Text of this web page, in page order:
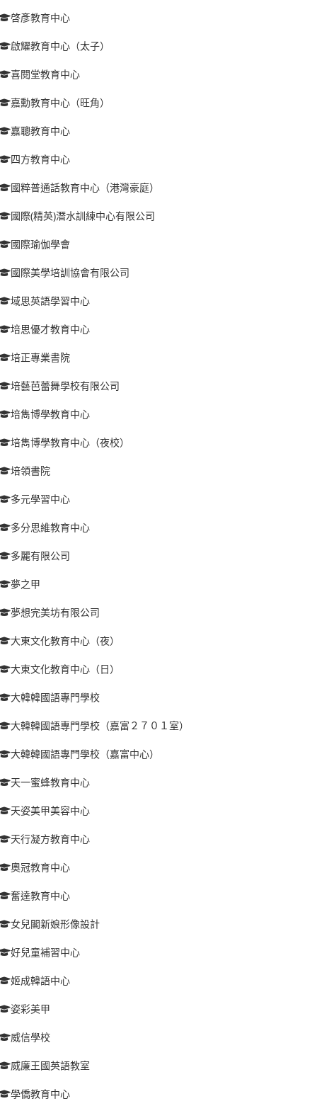
啓彥教育中心
啟耀教育中心（太子）
喜閱堂教育中心
嘉勳教育中心（旺角）
嘉聰教育中心
四方教育中心
國粹普通話教育中心（港灣豪庭）
國際(精英)潛水訓練中心有限公司
國際瑜伽學會
國際美學培訓協會有限公司
域思英語學習中心
培思優才教育中心
培正專業書院
培藝芭蕾舞學校有限公司
培雋博學教育中心
培雋博學教育中心（夜校）
培領書院
多元學習中心
多分思維教育中心
多麗有限公司
夢之甲
夢想完美坊有限公司
大東文化教育中心（夜）
大東文化教育中心（日）
大韓韓國語專門學校
大韓韓國語專門學校（嘉富２７０１室）
大韓韓國語專門學校（嘉富中心）
天一蜜蜂教育中心
天姿美甲美容中心
天行凝方教育中心
奧冠教育中心
奮達教育中心
女兒閣新娘形像設計
好兒童補習中心
姬成韓語中心
姿彩美甲
威信學校
威廉王國英語教室
學僑教育中心